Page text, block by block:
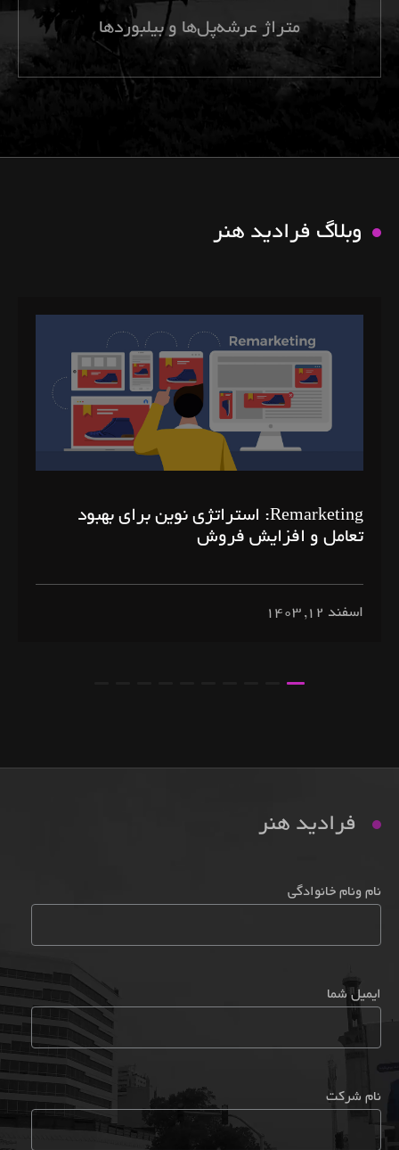
متراژ عرشه‌پل‌ها و بیلبوردها
وبلاگ فرادید هنر
Remarketing: استراتژی نوین برای بهبود
تعامل و افزایش فروش
اسفند ۱۲, ۱۴۰۳
فرادید هنر
نام ونام خانوادگی
ایمیل شما
نام شرکت